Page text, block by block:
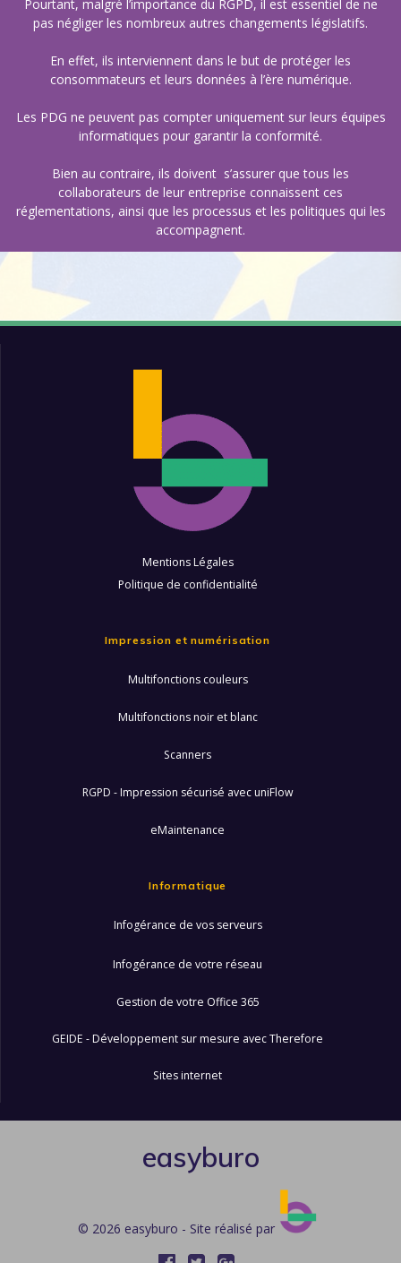
Pourtant, malgré l’importance du RGPD, il est essentiel de ne
pas négliger les nombreux autres changements législatifs.
En effet, ils interviennent dans le but de protéger les
consommateurs et leurs données à l’ère numérique.
Les PDG ne peuvent pas compter uniquement sur leurs équipes
informatiques pour garantir la conformité.
Bien au contraire, ils doivent s’assurer que tous les
collaborateurs de leur entreprise connaissent ces
réglementations, ainsi que les processus et les politiques qui les
accompagnent.
Mentions Légales
Politique de confidentialité
Impression et numérisation
Multifonctions couleurs
Multifonctions noir et blanc
Scanners
RGPD - Impression sécurisé avec uniFlow
eMaintenance
Informatique
Infogérance de vos serveurs
Infogérance de votre réseau
Gestion de votre Office 365
GEIDE - Développement sur mesure avec Therefore
Sites internet
easyburo
© 2026 easyburo - Site réalisé par